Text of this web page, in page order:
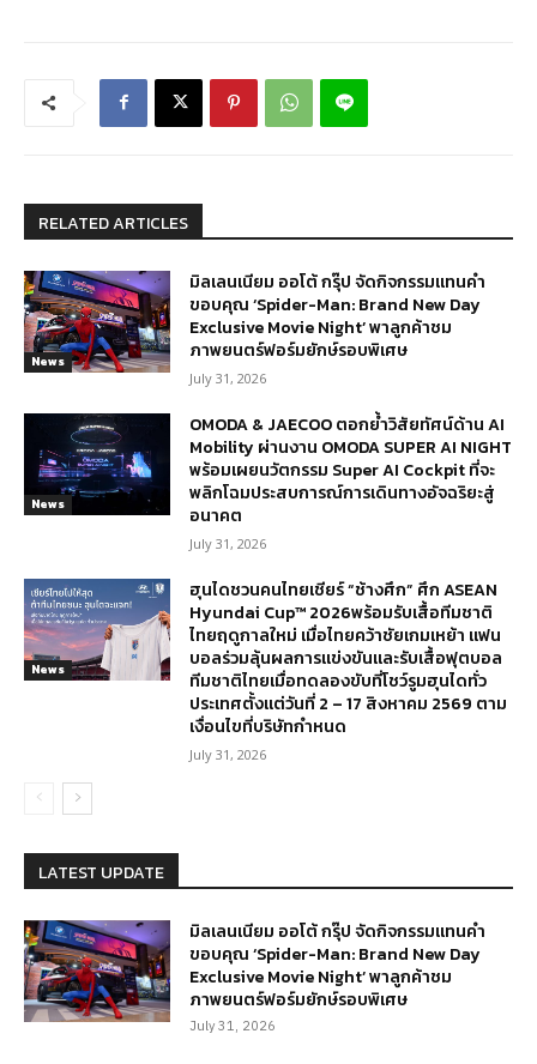
RELATED ARTICLES
News
มิลเลนเนียม ออโต้ กรุ๊ป จัดกิจกรรมแทนคำ
ขอบคุณ ‘Spider-Man: Brand New Day
Exclusive Movie Night’ พาลูกค้าชม
ภาพยนตร์ฟอร์มยักษ์รอบพิเศษ
July 31, 2026
News
OMODA & JAECOO ตอกย้ำวิสัยทัศน์ด้าน AI
Mobility ผ่านงาน OMODA SUPER AI NIGHT
พร้อมเผยนวัตกรรม Super AI Cockpit ที่จะ
พลิกโฉมประสบการณ์การเดินทางอัจฉริยะสู่
อนาคต
July 31, 2026
News
ฮุนไดชวนคนไทยเชียร์ “ช้างศึก” ศึก ASEAN
Hyundai Cup™ 2026พร้อมรับเสื้อทีมชาติ
ไทยฤดูกาลใหม่ เมื่อไทยคว้าชัยเกมเหย้า แฟน
บอลร่วมลุ้นผลการแข่งขันและรับเสื้อฟุตบอล
ทีมชาติไทยเมื่อทดลองขับที่โชว์รูมฮุนไดทั่ว
ประเทศตั้งแต่วันที่ 2 – 17 สิงหาคม 2569 ตาม
เงื่อนไขที่บริษัทกำหนด
July 31, 2026
LATEST UPDATE
มิลเลนเนียม ออโต้ กรุ๊ป จัดกิจกรรมแทนคำ
ขอบคุณ ‘Spider-Man: Brand New Day
Exclusive Movie Night’ พาลูกค้าชม
ภาพยนตร์ฟอร์มยักษ์รอบพิเศษ
July 31, 2026